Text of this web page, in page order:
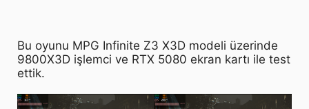
Bu oyunu MPG Infinite Z3 X3D modeli üzerinde
9800X3D işlemci ve RTX 5080 ekran kartı ile test
ettik.